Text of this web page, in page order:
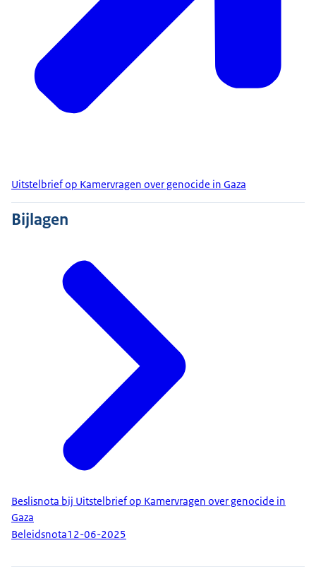
Uitstelbrief op Kamervragen over genocide in Gaza
Bijlagen
Beslisnota bij Uitstelbrief op Kamervragen over genocide in
Gaza
Beleidsnota12-06-2025